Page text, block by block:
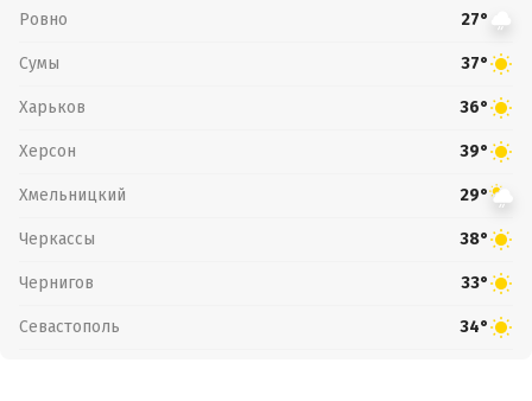
Ровно 27°
Сумы 37°
Харьков 36°
Херсон 39°
Хмельницкий 29°
Черкассы 38°
Чернигов 33°
Севастополь 34°